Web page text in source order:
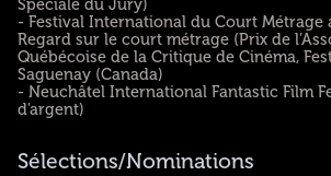
Spéciale du Jury)
- Festival International du Court Métrage
Regard sur le court métrage (Prix de
Québécoise de la Critique de Cinéma,
Saguenay (Canada)
- Neuchâtel International Fantastic Film
d'argent)
Sélections/Nominations